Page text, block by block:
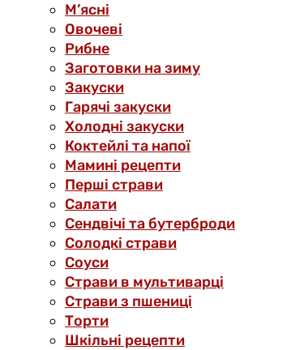
М’ясні
Овочеві
Рибне
Заготовки на зиму
Закуски
Гарячі закуски
Холодні закуски
Коктейлі та напої
Мамині рецепти
Перші страви
Салати
Сендвічі та бутерброди
Солодкі страви
Соуси
Страви в мультиварці
Страви з пшениці
Торти
Шкільні рецепти